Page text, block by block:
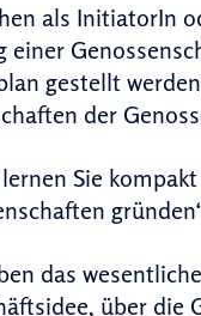
als InitiatorIn
einer
gestellt
der
Sie
das
über die